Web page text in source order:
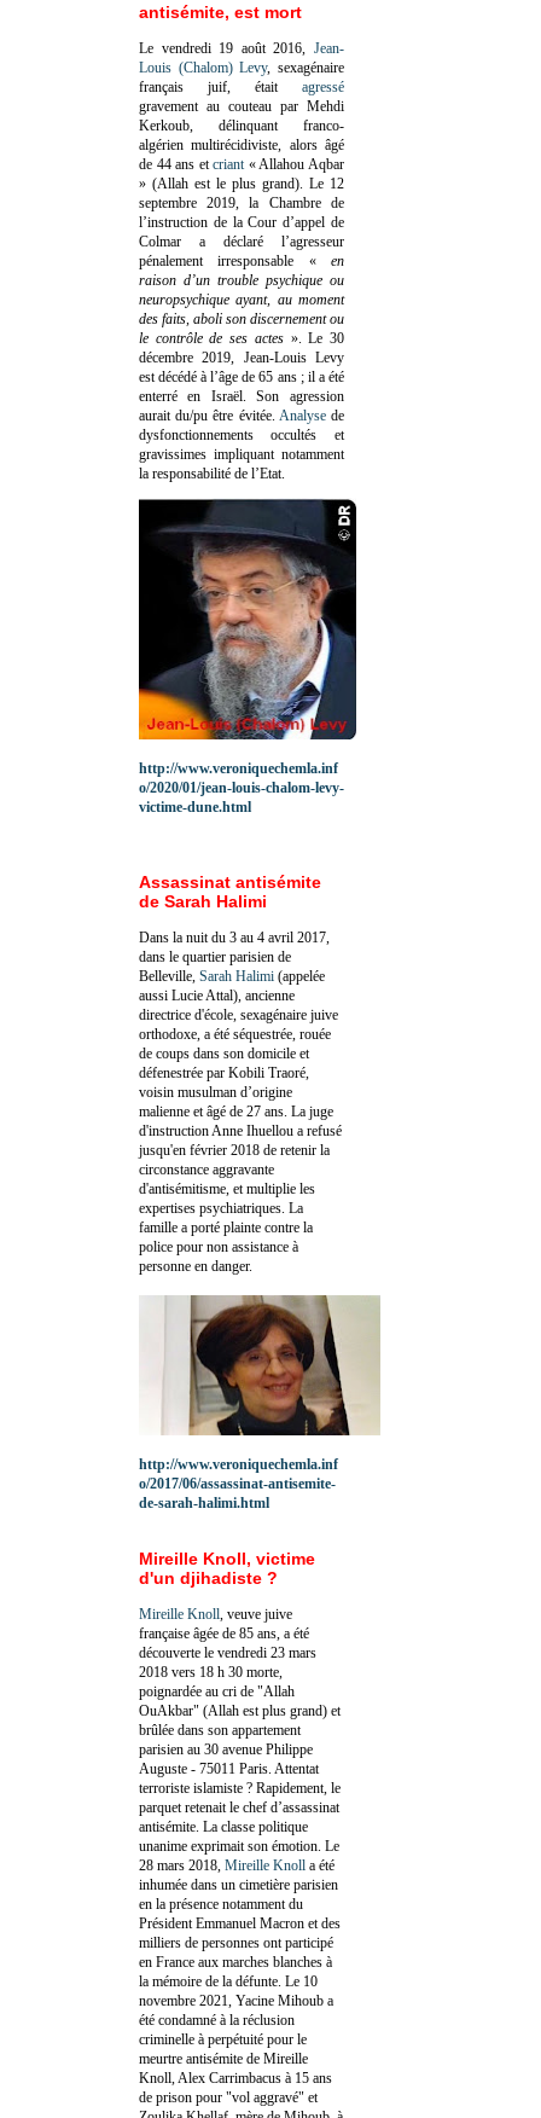
antisémite, est mort
Le vendredi 19 août 2016, Jean-
Louis (Chalom) Levy, sexagénaire
français juif, était agressé
gravement au couteau par Mehdi
Kerkoub, délinquant franco-
algérien multirécidiviste, alors âgé
de 44 ans etcriant « Allahou Aqbar
» (Allah est le plus grand). Le 12
septembre 2019, la Chambre de
l’instruction de la Cour d’appel de
Colmar a déclaré l’agresseur
pénalement irresponsable «en
raison d’un trouble psychique ou
neuropsychique ayant, au moment
des faits, aboli son discernement ou
le contrôle de ses actes». Le 30
décembre 2019, Jean-Louis Levy
est décédé à l’âge de 65 ans ; il a été
enterré en Israël. Son agression
aurait du/pu être évitée. Analysede
dysfonctionnements occultés et
gravissimes impliquant notamment
la responsabilité de l’Etat.
http://www.veroniquechemla.inf
o/2020/01/jean-louis-chalom-levy-
victime-dune.html
Assassinat antisémite
de Sarah Halimi
Dans la nuit du 3 au 4 avril 2017,
dans le quartier parisien de
Belleville, Sarah Halimi (appelée
aussi Lucie Attal), ancienne
directrice d'école, sexagénaire juive
orthodoxe, a été séquestrée, rouée
de coups dans son domicile et
défenestrée par Kobili Traoré,
voisin musulman d’origine
malienne et âgé de 27 ans. La juge
d'instruction Anne Ihuellou a refusé
jusqu'en février 2018 de retenir la
circonstance aggravante
d'antisémitisme, et multiplie les
expertises psychiatriques. La
famille a porté plainte contre la
police pour non assistance à
personne en danger.
http://www.veroniquechemla.inf
o/2017/06/assassinat-antisemite-
de-sarah-halimi.html
Mireille Knoll, victime
d'un djihadiste ?
Mireille Knoll , veuve juive
française âgée de 85 ans, a été
découverte le vendredi 23 mars
2018 vers 18 h 30 morte,
poignardée au cri de "Allah
OuAkbar" (Allah est plus grand) et
brûlée dans son appartement
parisien au 30 avenue Philippe
Auguste - 75011 Paris. Attentat
terroriste islamiste ? Rapidement, le
parquet retenait le chef d’assassinat
antisémite. La classe politique
unanime exprimait son émotion. Le
28 mars 2018, Mireille Knoll a été
inhumée dans un cimetière parisien
en la présence notamment du
Président Emmanuel Macron et des
milliers de personnes ont participé
en France aux marches blanches à
la mémoire de la défunte. Le 10
novembre 2021, Yacine Mihoub a
été condamné à la réclusion
criminelle à perpétuité pour le
meurtre antisémite de Mireille
Knoll, Alex Carrimbacus à 15 ans
de prison pour "vol aggravé" et